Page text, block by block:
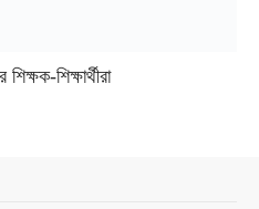
শিক্ষার্থীরা